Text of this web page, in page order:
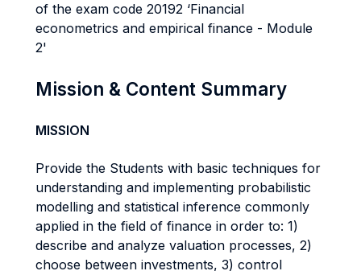
of the exam code 20192 ‘Financial
econometrics and empirical finance - Module
2'
Mission & Content Summary
MISSION
Provide the Students with basic techniques for
understanding and implementing probabilistic
modelling and statistical inference commonly
applied in the field of finance in order to: 1)
describe and analyze valuation processes, 2)
choose between investments, 3) control